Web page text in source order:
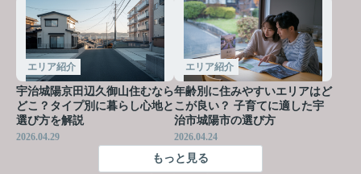
エリア紹介
宇治城陽京田辺久御山住むなら
どこ？タイプ別に暮らし心地と
選び方を解説
2026.04.29
エリア紹介
年齢別に住みやすいエリアはど
こが良い？ 子育てに適した宇
治市城陽市の選び方
2026.04.24
もっと見る